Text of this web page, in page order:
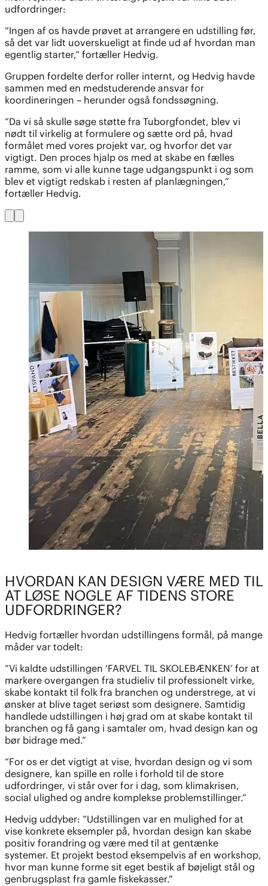
udfordringer:
“Ingen af os havde prøvet at arrangere en udstilling før,
så det var lidt uoverskueligt at finde ud af hvordan man
egentlig starter,” fortæller Hedvig.
Gruppen fordelte derfor roller internt, og Hedvig havde
sammen med en medstuderende ansvar for
koordineringen – herunder også fondssøgning.
”Da vi så skulle søge støtte fra Tuborgfondet, blev vi
nødt til virkelig at formulere og sætte ord på, hvad
formålet med vores projekt var, og hvorfor det var
vigtigt. Den proces hjalp os med at skabe en fælles
ramme, som vi alle kunne tage udgangspunkt i og som
blev et vigtigt redskab i resten af planlægningen,”
fortæller Hedvig.
HVORDAN KAN DESIGN VÆRE MED TIL
AT LØSE NOGLE AF TIDENS STORE
UDFORDRINGER?
Hedvig fortæller hvordan udstillingens formål, på mange
måder var todelt:
”Vi kaldte udstillingen ’FARVEL TIL SKOLEBÆNKEN’ for at
markere overgangen fra studieliv til professionelt virke,
skabe kontakt til folk fra branchen og understrege, at vi
ønsker at blive taget seriøst som designere. Samtidig
handlede udstillingen i høj grad om at skabe kontakt til
branchen og få gang i samtaler om, hvad design kan og
bør bidrage med.”
“For os er det vigtigt at vise, hvordan design og vi som
designere, kan spille en rolle i forhold til de store
udfordringer, vi står over for i dag, som klimakrisen,
social ulighed og andre komplekse problemstillinger.”
Hedvig uddyber: ”Udstillingen var en mulighed for at
vise konkrete eksempler på, hvordan design kan skabe
positiv forandring og være med til at gentænke
systemer. Et projekt bestod eksempelvis af en workshop,
hvor man kunne forme sit eget bestik af bøjeligt stål og
genbrugsplast fra gamle fiskekasser.”